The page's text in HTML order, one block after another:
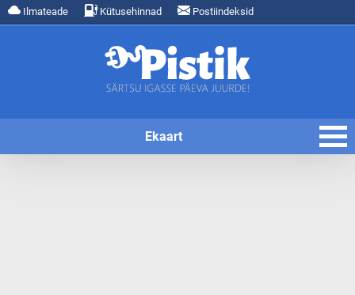
Ilmateade Kütusehinnad Postiindeksid
Ekaart